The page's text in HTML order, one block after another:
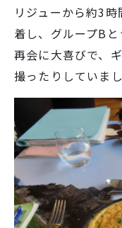
入試情報
お知らせ
スクールライフ
利用規約・免責事項
リジューから約3
着し、グループB
再会に大喜びで、
撮ったりしていまし